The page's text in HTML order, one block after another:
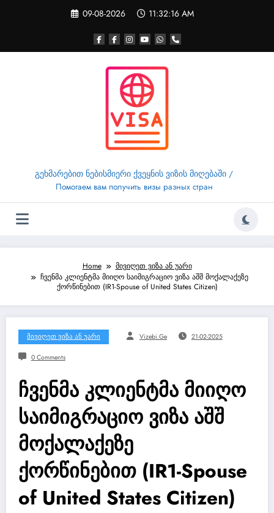
09-08-2026 11:32:17 AM
გეხმარებით ნებისმიერი ქვეყნის ვიზის მიღებაში /
Помогаем вам получить визы разных стран
Home
მივიღეთ ვიზა ან უარი
ჩვენმა კლიენტმა მიიღო საიმიგრაციო ვიზა აშშ მოქალაქეზე
ქორწინებით (IR1-Spouse of United States Citizen)
Მივიღეთ Ვიზა Ან Უარი Vizebi.ge 21-02-2025
0 Comments
ჩვენმა კლიენტმა მიიღო
საიმიგრაციო ვიზა აშშ
მოქალაქეზე
ქორწინებით (IR1-Spouse
of United States Citizen)